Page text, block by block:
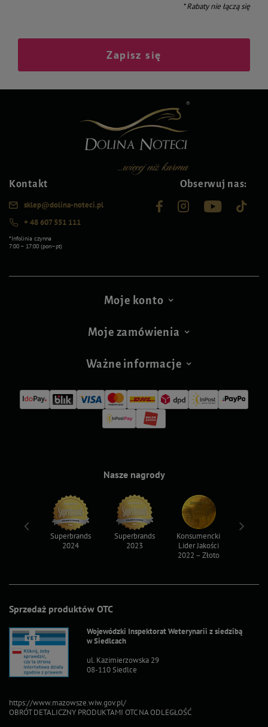
* Rabaty nie łączą się
Zapisz się
Kontakt
sklep@dolina-noteci.pl
+ 48 607 551 111
*Infolinia czynna
7:00 – 17:00 (pon–pt)
Obserwuj nas:
Moje konto
Moje zamówienia
Ważne informacje
Sprzedaż produktów OTC
Wojewódzki Inspektorat Weterynarii z siedzibą
w Siedlcach
ul. Kazimierzowska 29
08-110 Siedlce
https://www.mazowsze.wiw.gov.pl/
OBRÓT DETALICZNY PRODUKTAMI OTC NA ODLEGŁOŚĆ
Nasze nagrody
Superbrands
2024
Superbrands
2023
Konsumencki
Lider Jakości
2022 – Złoto